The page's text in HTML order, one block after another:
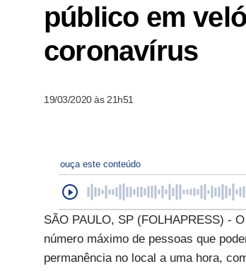
público em
coronavírus
19/03/2020 às 21h51
ouça este conteúdo
SÃO PAULO, SP (FOLHAPRESS) -
número máximo de pessoas que
permanência no local a uma hora,